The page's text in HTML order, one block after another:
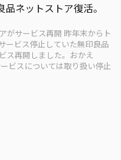
ネットストア復活。
がサービス再開 昨年末からト
ービス停止していた無印良品
ス再開しました。おかえ
ビスについては取り扱い停止